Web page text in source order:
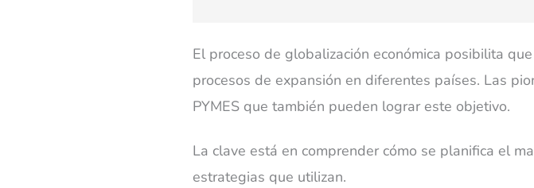
El proceso de globalización económica posibilita
procesos de expansión en diferentes países. Las
PYMES que también pueden lograr este objetivo.
La clave está en comprender cómo se planifica el
estrategias que utilizan.